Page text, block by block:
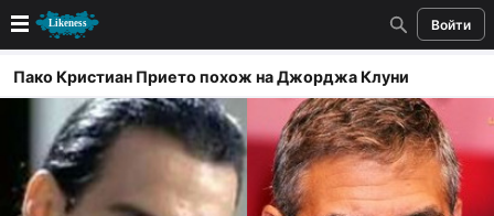
Войти
Новые
Лучшие
Голосование
Пако Кристиан Прието похож на Джорджа Клуни